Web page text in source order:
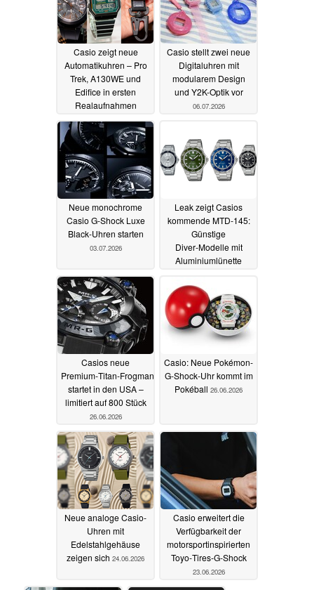
Casio zeigt neue
Automatikuhren – Pro
Trek, A130WE und
Edifice in ersten
Realaufnahmen
07.07.2026
Casio stellt zwei neue
Digitaluhren mit
modularem Design
und Y2K-Optik vor
06.07.2026
Neue monochrome
Casio G-Shock Luxe
Black-Uhren starten
03.07.2026
Leak zeigt Casios
kommende MTD‑145:
Günstige
Diver‑Modelle mit
Aluminiumlünette
Casios neue
Premium‑Titan‑Frogman
startet in den USA –
limitiert auf 800 Stück
26.06.2026
Casio: Neue Pokémon-
G-Shock-Uhr kommt im
Pokéball 26.06.2026
Neue analoge Casio-
Uhren mit
Edelstahlgehäuse
zeigen sich 24.06.2026
Casio erweitert die
Verfügbarkeit der
motorsportinspirierten
Toyo‑Tires‑G‑Shock
23.06.2026